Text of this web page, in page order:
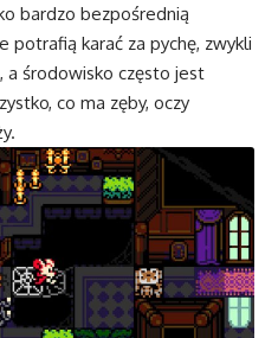
bardzo bezpośrednią
potrafią karać za pychę, zwykli
a środowisko często jest
co ma zęby, oczy